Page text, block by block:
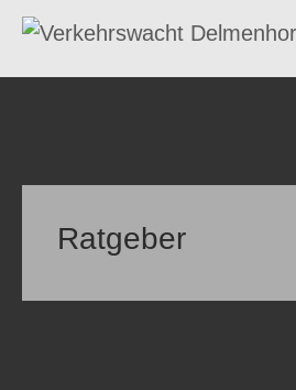
Ratgeber